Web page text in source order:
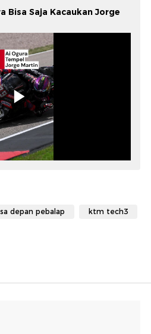
Bisa Saja Kacaukan Jorge
depan pebalap ktm tech3